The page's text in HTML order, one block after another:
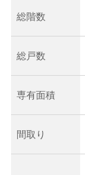
総階数
総戸数
専有面積
間取り